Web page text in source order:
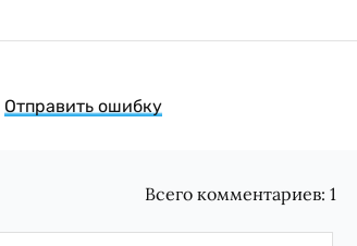
Отправить ошибку
Всего комментариев:1